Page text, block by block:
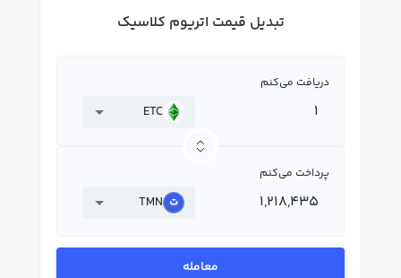
تبدیل قیمت اتریوم کلاسیک
دریافت می‌کنم
ETC
پرداخت می‌کنم
TMN
معامله